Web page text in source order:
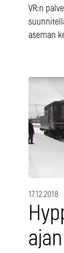
VR:n
aseman
17.12.2018